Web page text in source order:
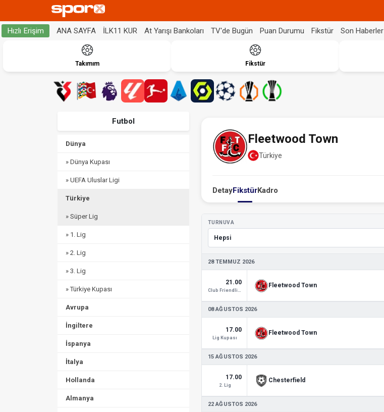
Hızlı Erişim ANA SAYFA İLK11 KUR At Yarışı Bankoları TV'de Bugün Puan Durumu Fikstür Son Haberler
Takımım Fikstür
Futbol
Dünya
» Dünya Kupası
» UEFA Uluslar Ligi
Türkiye
» Süper Lig
» 1. Lig
» 2. Lig
» 3. Lig
» Türkiye Kupası
Avrupa
İngiltere
İspanya
İtalya
Hollanda
Almanya
Fleetwood Town
Türkiye
DetayFikstürKadro
TURNUVA
28 TEMMUZ 2026
21.00 Fleetwood Town
08 AĞUSTOS 2026
17.00
Lig Kupası
Fleetwood Town
15 AĞUSTOS 2026
17.00
2. Lig
Chesterfield
22 AĞUSTOS 2026